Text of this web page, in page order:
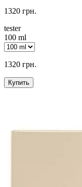
1320 грн.
tester
100 ml
1320 грн.
Купить